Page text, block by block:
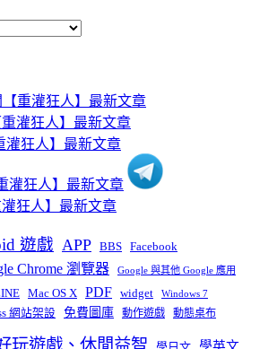
遊戲 APP BBS Facebook
Chrome 瀏覽器 Google 與其他 Google 應用
Mac OS X PDF widget Windows 7
網站架設 免費圖庫 動作遊戲 動態桌布
玩遊戲、休閒益智